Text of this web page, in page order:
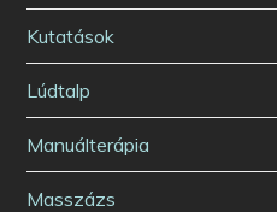
Kutatások
Lúdtalp
Manuálterápia
Masszázs